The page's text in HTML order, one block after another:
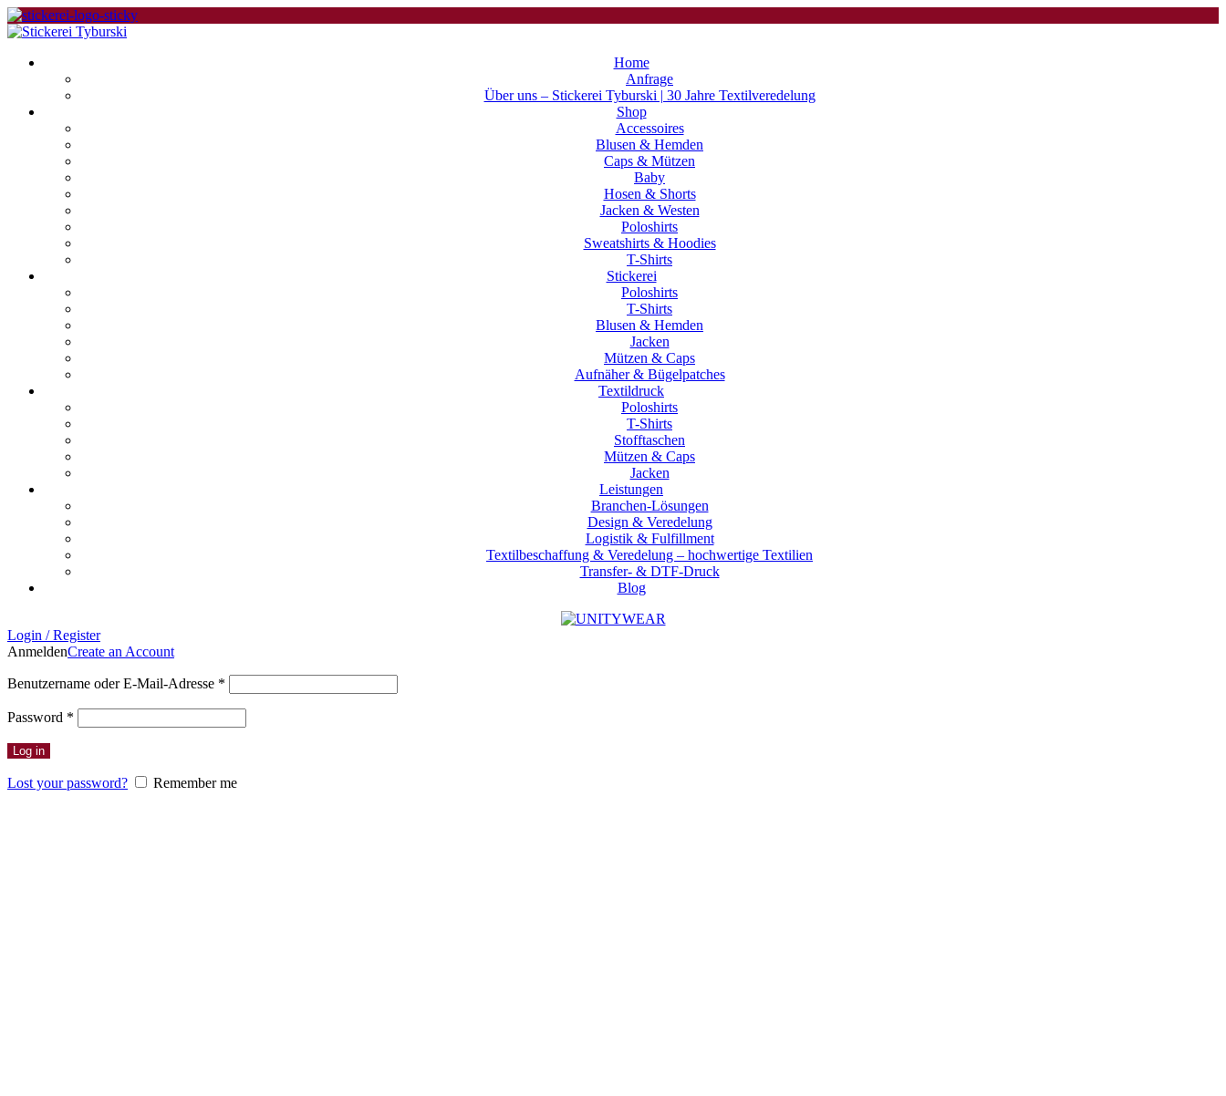
Home
Anfrage
Über uns – Stickerei Tyburski | 30 Jahre Textilveredelung
Shop
Accessoires
Blusen & Hemden
Caps & Mützen
Baby
Hosen & Shorts
Jacken & Westen
Poloshirts
Sweatshirts & Hoodies
T-Shirts
Stickerei
Poloshirts
T-Shirts
Blusen & Hemden
Jacken
Mützen & Caps
Aufnäher & Bügelpatches
Textildruck
Poloshirts
T-Shirts
Stofftaschen
Mützen & Caps
Jacken
Leistungen
Branchen-Lösungen
Design & Veredelung
Logistik & Fulfillment
Textilbeschaffung & Veredelung – hochwertige Textilien
Transfer- & DTF-Druck
Blog
Login / Register
AnmeldenCreate an Account
Benutzername oder E-Mail-Adresse *
Password *
Log in
Lost your password? Remember me